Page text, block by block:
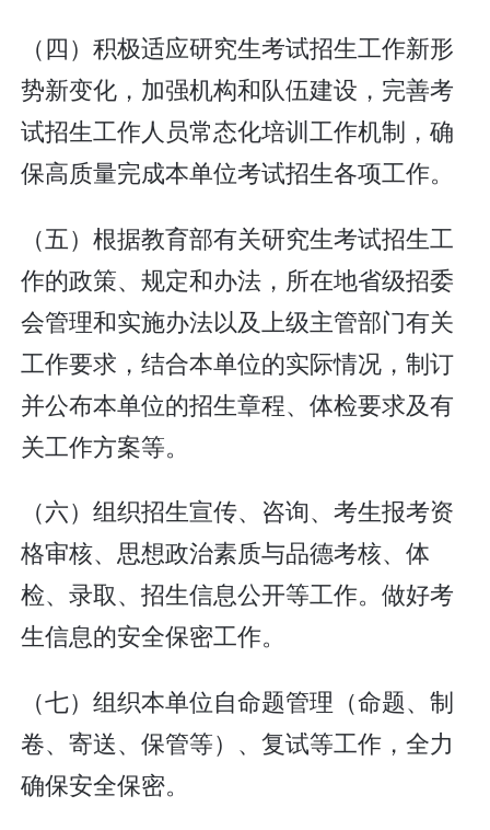
（四）积极适应研究生考试招生工作新形
势新变化，加强机构和队伍建设，完善考
试招生工作人员常态化培训工作机制，确
保高质量完成本单位考试招生各项工作。
（五）根据教育部有关研究生考试招生工
作的政策、规定和办法，所在地省级招委
会管理和实施办法以及上级主管部门有关
工作要求，结合本单位的实际情况，制订
并公布本单位的招生章程、体检要求及有
关工作方案等。
（六）组织招生宣传、咨询、考生报考资
格审核、思想政治素质与品德考核、体
检、录取、招生信息公开等工作。做好考
生信息的安全保密工作。
（七）组织本单位自命题管理（命题、制
卷、寄送、保管等）、复试等工作，全力
确保安全保密。